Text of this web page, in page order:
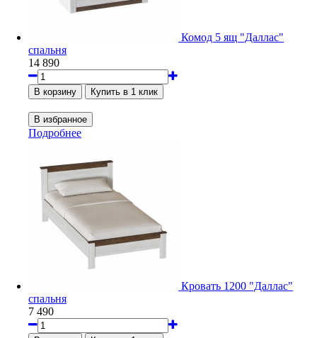
Комод 5 ящ "Даллас"
спальня
14 890
Подробнее
Кровать 1200 "Даллас"
спальня
7 490